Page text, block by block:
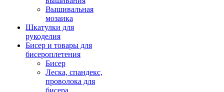
Вышивальная
мозаика
Шкатулки для
рукоделия
Бисер и товары для
бисероплетения
Бисер
Леска, спандекс,
проволока для
бисера